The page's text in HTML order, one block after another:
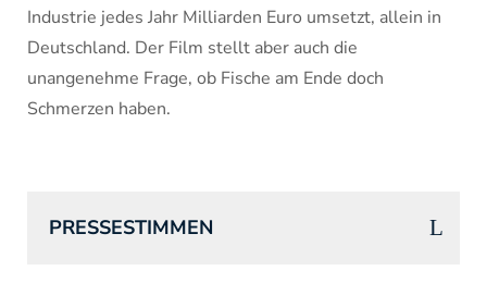
Industrie jedes Jahr Milliarden Euro umsetzt, allein in
Deutschland. Der Film stellt aber auch die
unangenehme Frage, ob Fische am Ende doch
Schmerzen haben.
PRESSESTIMMEN